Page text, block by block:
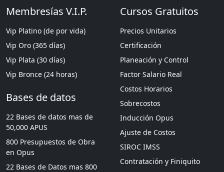
Membresías V.I.P.
Vip Platino (de por vida)
Vip Oro (365 días)
Vip Plata (30 días)
Vip Bronce (24 horas)
Bases de datos
22 Bases de datos mas de
50,000 APUS
800 Presupuestos de Obra
en Opus
22 Bases de Datos mas 800
Cursos Gratuitos
Precios Unitarios
Certificación
Planeación y Control
Factor Salario Real
Costos Horarios
Sobrecostos
Inducción Opus
Ajuste de Costos
SIROC IMSS
Contratación y Finiquito